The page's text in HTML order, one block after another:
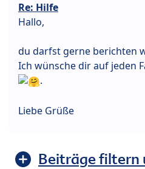
Re: Hilfe
Hallo,
du darfst gerne berichten
Ich wünsche dir auf jeden
.
Liebe Grüße
Beiträge filtern